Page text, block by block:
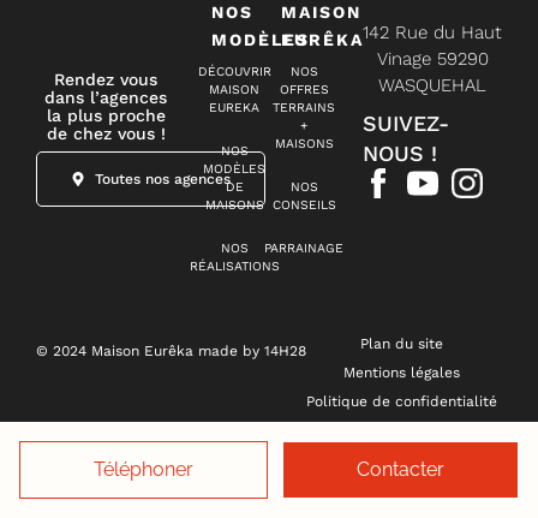
Téléphoner Contacter
Rendez vous
dans l’agences
la plus proche
de chez vous !
Toutes nos agences
NOS
MODÈLES
DÉCOUVRIR
MAISON
EUREKA
NOS
MODÈLES
DE
MAISONS
NOS
RÉALISATIONS
MAISON
EURÊKA
NOS
OFFRES
TERRAINS
+
MAISONS
NOS
CONSEILS
PARRAINAGE
142 Rue du Haut
Vinage 59290
WASQUEHAL
SUIVEZ-
NOUS !
© 2024 Maison Eurêka made by 14H28
Plan du site
Mentions légales
Politique de confidentialité